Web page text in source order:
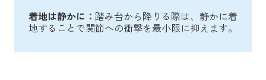
着地は静かに： 踏み台から降りる際は、静かに着
地することで関節への衝撃を最小限に抑えます。